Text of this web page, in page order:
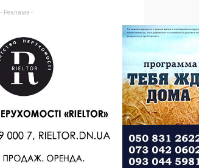
- Реклама -